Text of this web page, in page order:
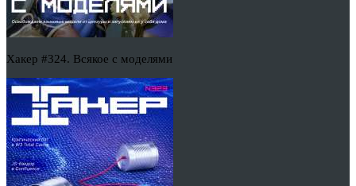
Хакер #324. Всякое с моделями